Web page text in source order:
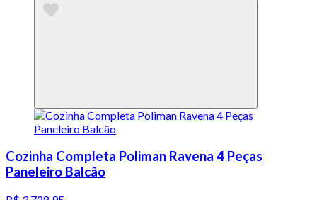
Cozinha Completa Poliman Ravena 4 Peças
Paneleiro Balcão